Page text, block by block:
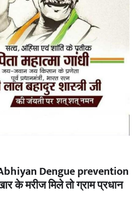
Dengue prevention
के मरीज मिले तो ग्राम प्रधान